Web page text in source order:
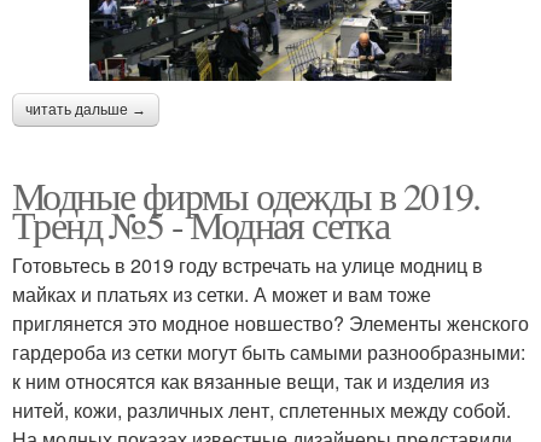
читать дальше →
Модные фирмы одежды в 2019.
Тренд №5 - Модная сетка
Готовьтесь в 2019 году встречать на улице модниц в
майках и платьях из сетки. А может и вам тоже
приглянется это модное новшество? Элементы женского
гардероба из сетки могут быть самыми разнообразными:
к ним относятся как вязанные вещи, так и изделия из
нитей, кожи, различных лент, сплетенных между собой.